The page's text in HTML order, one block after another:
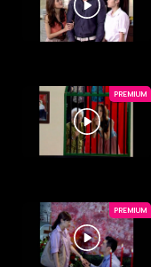
PREMIUM
PREMIUM